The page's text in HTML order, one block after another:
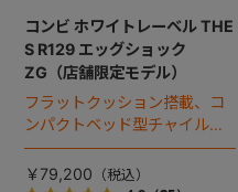
コンビ ホワイトレーベル THE
S R129 エッグショック
ZG（店舗限定モデル）
フラットクッション搭載、コ
ンパクトベッド型チャイルド
シート（2025年モデル）。
￥79,200